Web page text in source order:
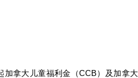
加拿大儿童福利金（CCB）及加拿大